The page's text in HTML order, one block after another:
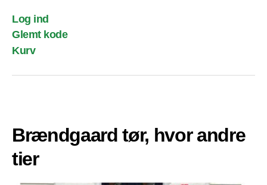
Log ind
Glemt kode
Kurv
Brændgaard tør, hvor andre
tier